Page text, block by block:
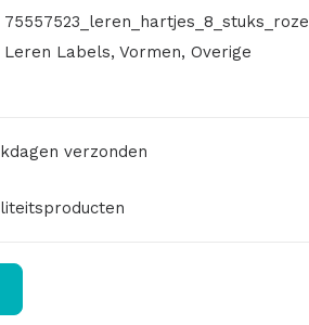
75557523_leren_hartjes_8_stuks_roze
Leren Labels, Vormen, Overige
verzonden